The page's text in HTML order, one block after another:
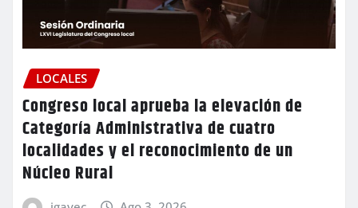
LOCALES
Congreso local aprueba la elevación de
Categoría Administrativa de cuatro
localidades y el reconocimiento de un
Núcleo Rural